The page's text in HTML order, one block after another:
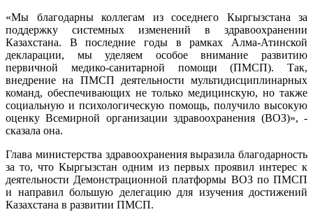
«Мы благодарны коллегам из соседнего Кыргызстана за
поддержку системных изменений в здравоохранении
Казахстана. В последние годы в рамках Алма-Атинской
декларации, мы уделяем особое внимание развитию
первичной медико-санитарной помощи (ПМСП). Так,
внедрение на ПМСП деятельности мультидисциплинарных
команд, обеспечивающих не только медицинскую, но также
социальную и психологическую помощь, получило высокую
оценку Всемирной организации здравоохранения (ВОЗ)», -
сказала она.
Глава министерства здравоохранения выразила благодарность
за то, что Кыргызстан одним из первых проявил интерес к
деятельности Демонстрационной платформы ВОЗ по ПМСП
и направил большую делегацию для изучения достижений
Казахстана в развитии ПМСП.